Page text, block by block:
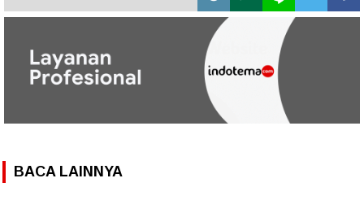
BACA LAINNYA